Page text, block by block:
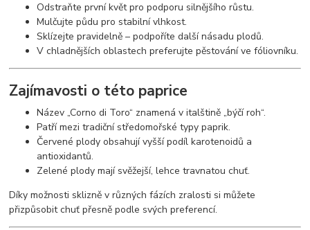
Odstraňte první květ pro podporu silnějšího růstu.
Mulčujte půdu pro stabilní vlhkost.
Sklízejte pravidelně – podpoříte další násadu plodů.
V chladnějších oblastech preferujte pěstování ve fóliovníku.
Zajímavosti o této paprice
Název „Corno di Toro“ znamená v italštině „býčí roh“.
Patří mezi tradiční středomořské typy paprik.
Červené plody obsahují vyšší podíl karotenoidů a
antioxidantů.
Zelené plody mají svěžejší, lehce travnatou chuť.
Díky možnosti sklizně v různých fázích zralosti si můžete
přizpůsobit chuť přesně podle svých preferencí.